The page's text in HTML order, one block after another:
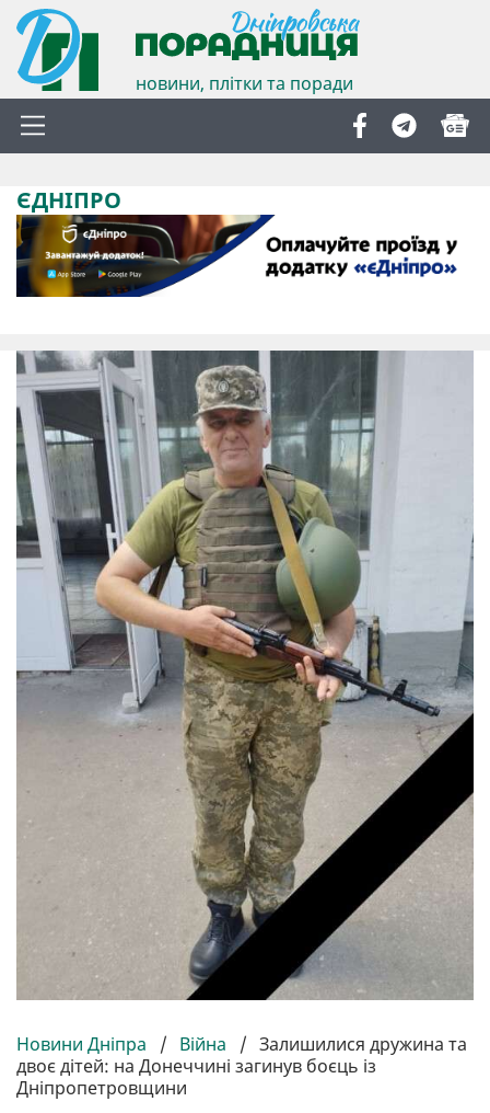
новини, плітки та поради
ЄДНІПРО
Новини Дніпра / Війна / Залишилися дружина та
двоє дітей: на Донеччині загинув боєць із
Дніпропетровщини